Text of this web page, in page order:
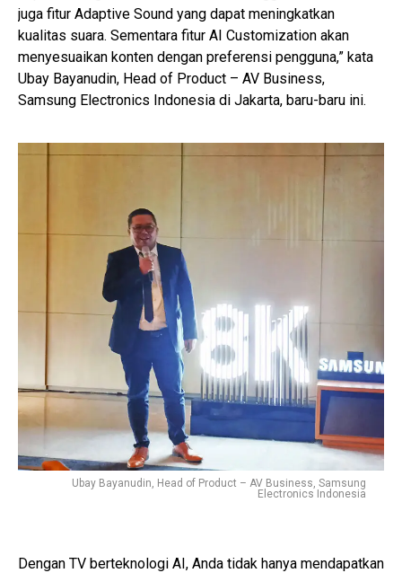
juga fitur Adaptive Sound yang dapat meningkatkan
kualitas suara. Sementara fitur AI Customization akan
menyesuaikan konten dengan preferensi pengguna,” kata
Ubay Bayanudin, Head of Product – AV Business,
Samsung Electronics Indonesia di Jakarta, baru-baru ini.
Ubay Bayanudin, Head of Product – AV Business, Samsung
Electronics Indonesia
Dengan TV berteknologi AI, Anda tidak hanya mendapatkan